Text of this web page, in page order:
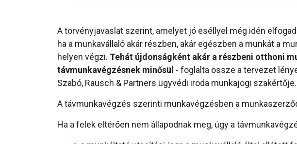
A törvényjavaslat szerint, amelyet jó eséllyel még idén
ha a munkavállaló akár részben, akár egészben a munkát a
helyen végzi. Tehát újdonságként akár a részbeni otthoni
távmunkavégzésnek minősül - foglalta össze a tervezet
Szabó, Rausch & Partners ügyvédi iroda munkajogi szakértője.
A távmunkavégzés szerinti munkavégzésben a
Ha a felek eltérően nem állapodnak meg, úgy a